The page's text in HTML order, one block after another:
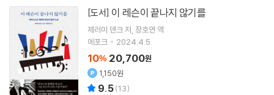
[도서] 이 레슨이 끝나지 않기를
제러미 덴크 저 장호연 역
에포크
2024.4.5.
10% 20,700원
1,150원
9.5(13)